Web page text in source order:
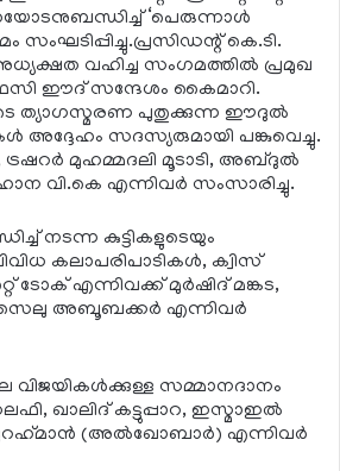
‘പെരുന്നാള്‍
കെ.ടി.
വഹിച്ച സംഗമത്തില്‍ പ്രമുഖ
ഈദ് സന്ദേശം കൈമാറി.
ത്യാഗസ്മരണ പുതുക്കുന്ന ഈദുല്‍
സദസ്യരുമായി പങ്കുവെച്ചു.
മുഹമ്മദലി മൂടാടി, അബ്ദുല്‍
വി.കെ എന്നിവര്‍ സംസാരിച്ചു.
നടന്ന കുട്ടികളുടെയും
കലാപരിപാടികള്‍, ക്വിസ്
ടോക് എന്നിവക്ക് മുര്‍ഷിദ് മങ്കട,
അബൂബക്കര്‍ എന്നിവര്‍
വിജയികള്‍ക്കുള്ള സമ്മാനദാനം
ഖാലിദ് കട്ടുപ്പാറ, ഇസ്മാഇല്‍
(അല്‍ഖോബാര്‍) എന്നിവര്‍